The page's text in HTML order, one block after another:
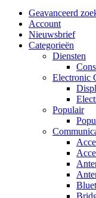
Geavanceerd
Account
Nieuwsbrief
Categorieën
Diensten
Electronic
Populair